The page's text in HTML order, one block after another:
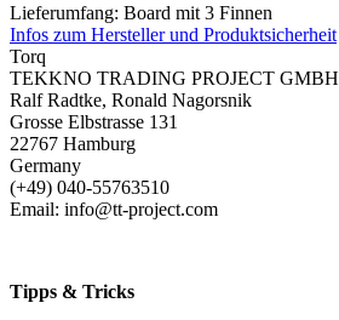
Lieferumfang: Board mit 3 Finnen
Infos zum Hersteller und Produktsicherheit
Torq
TEKKNO TRADING PROJECT GMBH
Ralf Radtke, Ronald Nagorsnik
Grosse Elbstrasse 131
22767 Hamburg
Germany
(+49) 040-55763510
Email: info@tt-project.com
Tipps & Tricks